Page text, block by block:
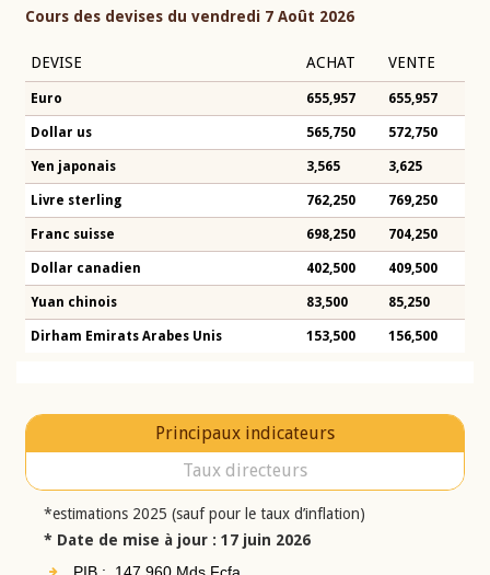
Cours des devises du vendredi 7 Août 2026
DEVISE ACHAT VENTE
Euro 655,957 655,957
Dollar us 565,750 572,750
Yen japonais 3,565 3,625
Livre sterling 762,250 769,250
Franc suisse 698,250 704,250
Dollar canadien 402,500 409,500
Yuan chinois 83,500 85,250
Dirham Emirats Arabes Unis 153,500 156,500
Principaux indicateurs
Taux directeurs
*estimations 2025 (sauf pour le taux d’inflation)
* Date de mise à jour : 17 juin 2026